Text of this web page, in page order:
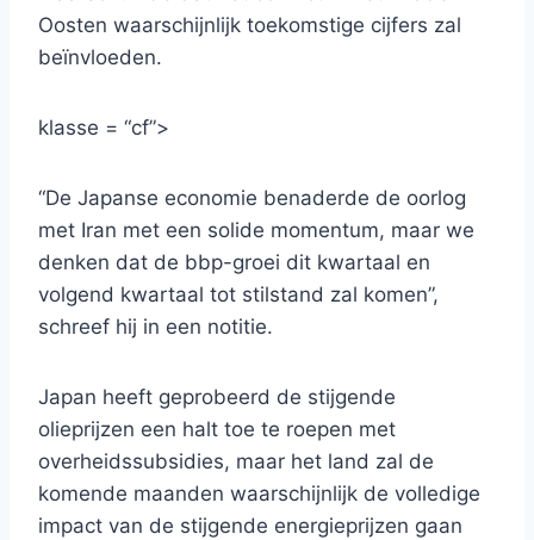
Oosten waarschijnlijk toekomstige cijfers zal
beïnvloeden.
klasse = “cf”>
“De Japanse economie benaderde de oorlog
met Iran met een solide momentum, maar we
denken dat de bbp-groei dit kwartaal en
volgend kwartaal tot stilstand zal komen”,
schreef hij in een notitie.
Japan heeft geprobeerd de stijgende
olieprijzen een halt toe te roepen met
overheidssubsidies, maar het land zal de
komende maanden waarschijnlijk de volledige
impact van de stijgende energieprijzen gaan